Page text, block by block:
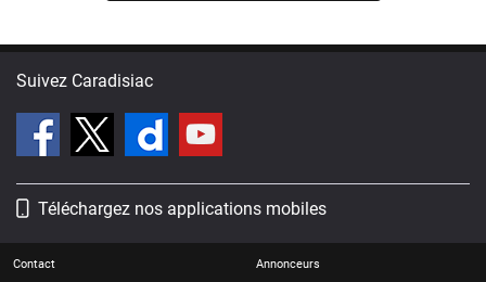
Suivez Caradisiac
Téléchargez nos applications mobiles
Contact Annonceurs